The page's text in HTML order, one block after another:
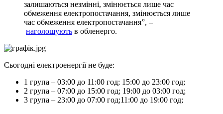
залишаються незмiннi, змiнюється лише час
обмеження електропостачання, змiнюється лише
час обмеження електропостачання”, –
наголошують в обленерго.
Сьогоднi електроенергiї не буде:
1 група – 03:00 до 11:00 год; 15:00 до 23:00 год;
2 група – 07:00 до 15:00 год; 19:00 до 03:00 год;
3 група – 23:00 до 07:00 год;11:00 до 19:00 год;